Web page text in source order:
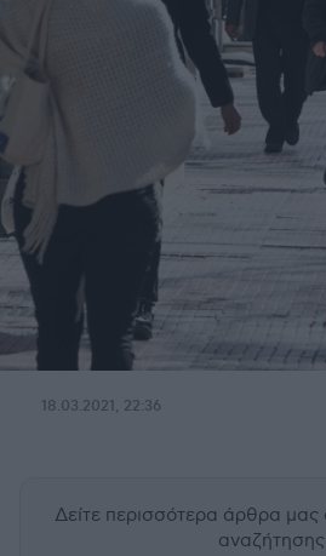
18.03.2021, 22:36
Δείτε περισσότερα άρθρα μας
αναζήτησης